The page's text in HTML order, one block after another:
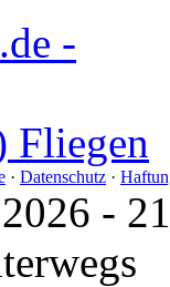
· Datenschutz ·
-